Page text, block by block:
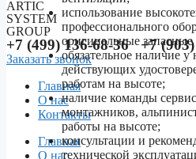
ARTIC
SYSTEM
GROUP
+7 (499) 136-68-36 +7
Заказать звонок
Главная
О нас
Контакты
Menu
Главная
О нас
использование
профессионального
оригинальные
обязательное наличие
действующих
работам на высоте;
наличие команды
монтажников,
работы на высоте;
консультации и
технической